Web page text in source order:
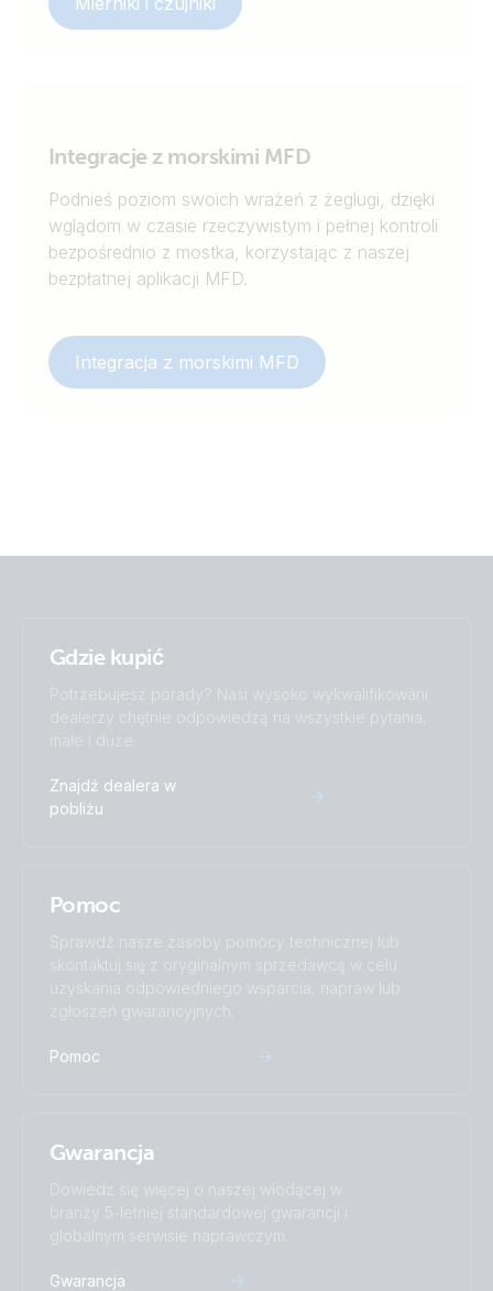
Integracje z morskimi MFD
Podnieś poziom swoich wrażeń z żeglugi, dzięki
wglądom w czasie rzeczywistym i pełnej kontroli
bezpośrednio z mostka, korzystając z naszej
bezpłatnej aplikacji MFD.
Integracja z morskimi MFD
Gdzie kupić
Potrzebujesz porady? Nasi wysoko wykwalifikowani
dealerzy chętnie odpowiedzą na wszystkie pytania,
małe i duże.
Znajdź dealera w
pobliżu
Pomoc
Sprawdź nasze zasoby pomocy technicznej lub
skontaktuj się z oryginalnym sprzedawcą w celu
uzyskania odpowiedniego wsparcia, napraw lub
zgłoszeń gwarancyjnych.
Pomoc
Gwarancja
Dowiedz się więcej o naszej wiodącej w
branży 5-letniej standardowej gwarancji i
globalnym serwisie naprawczym.
Gwarancja